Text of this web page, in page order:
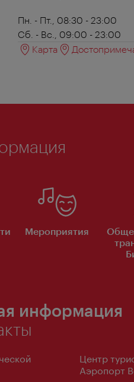
Пн. - Пт., 08:30 - 23:00
Сб. - Вс., 09:00 - 23:00
Карта
Мероприятия
информация
Центр
Аэропорт